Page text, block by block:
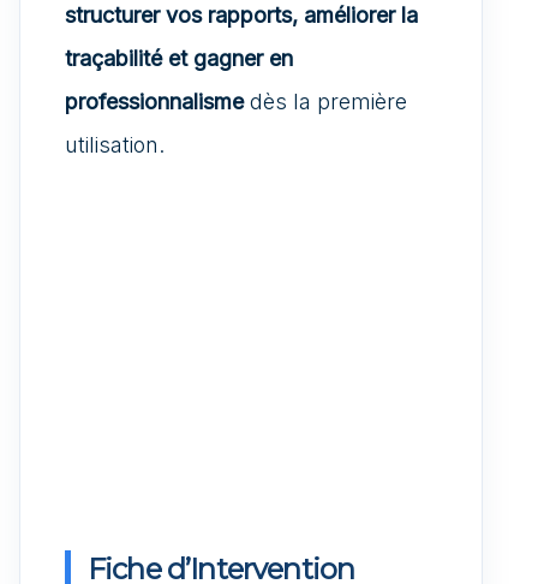
structurer vos rapports, améliorer la
traçabilité et gagner en
professionnalismedès la première
utilisation.
Fiche d’Intervention